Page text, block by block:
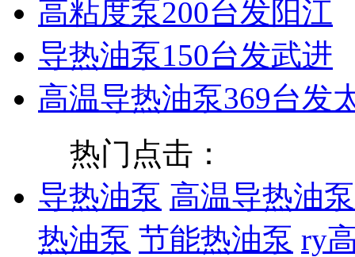
高粘度泵200台发阳江
导热油泵150台发武进
高温导热油泵369台发
热门点击：
导热油泵 高温导热油泵
热油泵 节能热油泵 ry